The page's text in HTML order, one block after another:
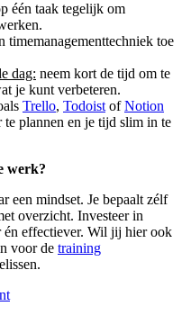
één taak tegelijk om
timemanagementtechniek toe
dag: neem kort de tijd om te
je kunt verbeteren.
Trello, Todoist ofNotion
plannen en je tijd slim in te
werk?
een mindset. Je bepaalt zélf
overzicht. Investeer in
én effectiever. Wil jij hier ook
voor de training